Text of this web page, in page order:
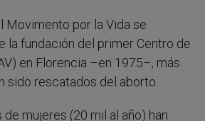
Movimento por la Vida se
la fundación del primer Centro de
en Florencia –en 1975–, más
sido rescatados del aborto.
mujeres (20 mil al año) han